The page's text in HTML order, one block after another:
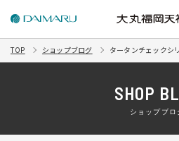
TOP ショップブログ タータンチェックシ
SHOP
ショップブロ